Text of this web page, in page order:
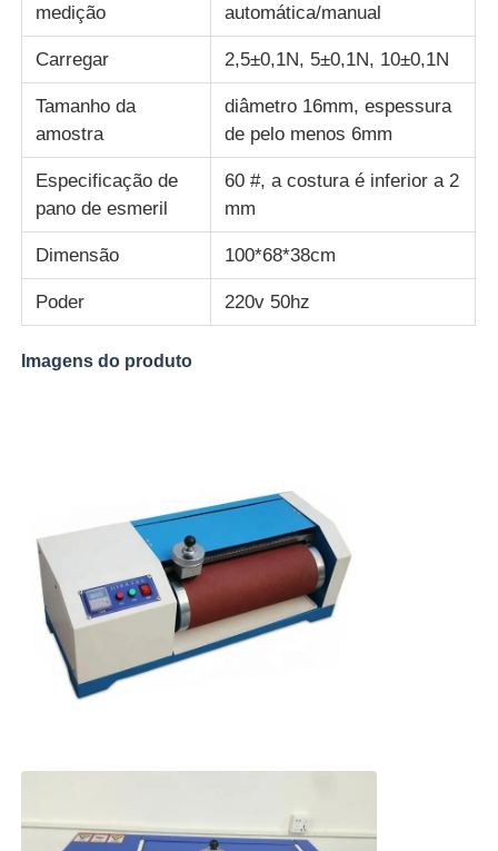
medição
automática/manual
Carregar 2,5±0,1N, 5±0,1N, 10±0,1N
Tamanho da
amostra
diâmetro 16mm, espessura
de pelo menos 6mm
Especificação de
pano de esmeril
60 #, a costura é inferior a 2
mm
Dimensão 100*68*38cm
Poder 220v 50hz
Imagens do produto